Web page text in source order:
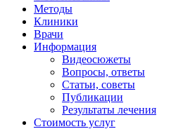
Методы
Клиники
Врачи
Информация
Видеосюжеты
Вопросы, ответы
Статьи, советы
Публикации
Результаты лечения
Стоимость услуг